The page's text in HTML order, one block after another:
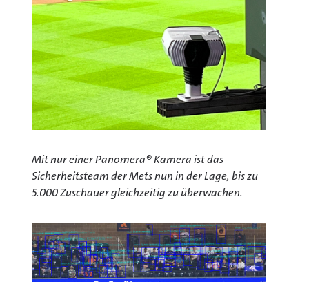
Mit nur einer Panomera® Kamera ist das
Sicherheitsteam der Mets nun in der Lage, bis zu
5.000 Zuschauer gleichzeitig zu überwachen.